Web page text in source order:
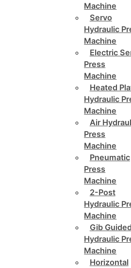
Machine
Servo
Hydraulic
Machine
Electric
Press
Machine
Heated
Hydraulic
Machine
Air
Press
Machine
Pneumatic
Press
Machine
2-Post
Hydraulic
Machine
Gib
Hydraulic
Machine
Horizontal